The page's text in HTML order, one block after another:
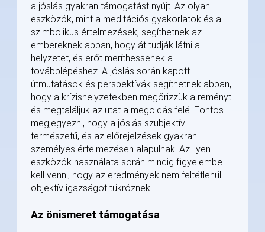
a jóslás gyakran támogatást nyújt. Az olyan
eszközök, mint a meditációs gyakorlatok és a
szimbolikus értelmezések, segíthetnek az
embereknek abban, hogy át tudják látni a
helyzetet, és erőt meríthessenek a
továbblépéshez. A jóslás során kapott
útmutatások és perspektívák segíthetnek abban,
hogy a krízishelyzetekben megőrizzük a reményt
és megtaláljuk az utat a megoldás felé. Fontos
megjegyezni, hogy a jóslás szubjektív
természetű, és az előrejelzések gyakran
személyes értelmezésen alapulnak. Az ilyen
eszközök használata során mindig figyelembe
kell venni, hogy az eredmények nem feltétlenül
objektív igazságot tükröznek.
Az önismeret támogatása